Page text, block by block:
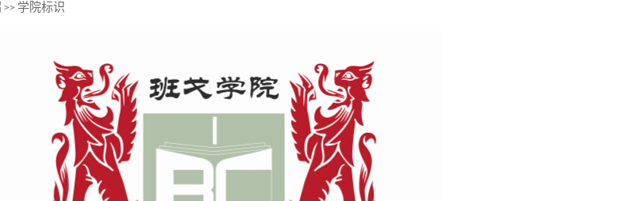
>> 学院标识